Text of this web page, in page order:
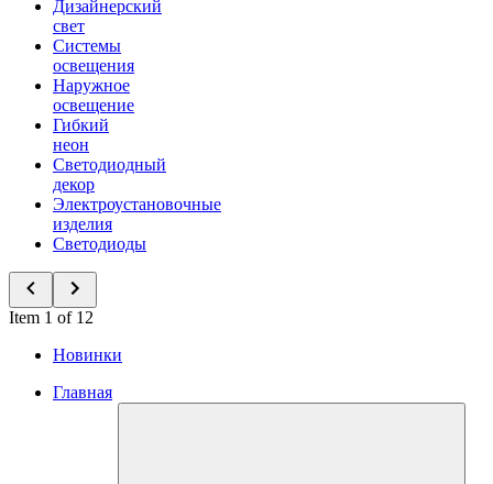
Дизайнерский
свет
Системы
освещения
Наружное
освещение
Гибкий
неон
Светодиодный
декор
Электроустановочные
изделия
Светодиоды
Item 1 of 12
Новинки
Главная